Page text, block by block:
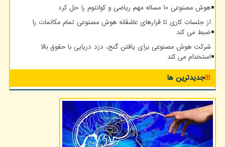
هوش مصنوعی ۱۰ مساله مهم ریاضی و کوانتوم را حل کرد
از جلسات کاری تا قرارهای عاشقانه هوش مصنوعی تمام مکالمات را
ضبط می کند
شرکت هوش مصنوعی برای یافتن گنج، دزد دریایی با حقوق بالا
استخدام می کند
جدیدترین ها